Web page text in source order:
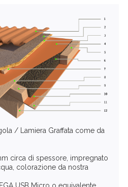
/ Lamiera Graffata come da
circa di spessore, impregnato
colorazione da nostra